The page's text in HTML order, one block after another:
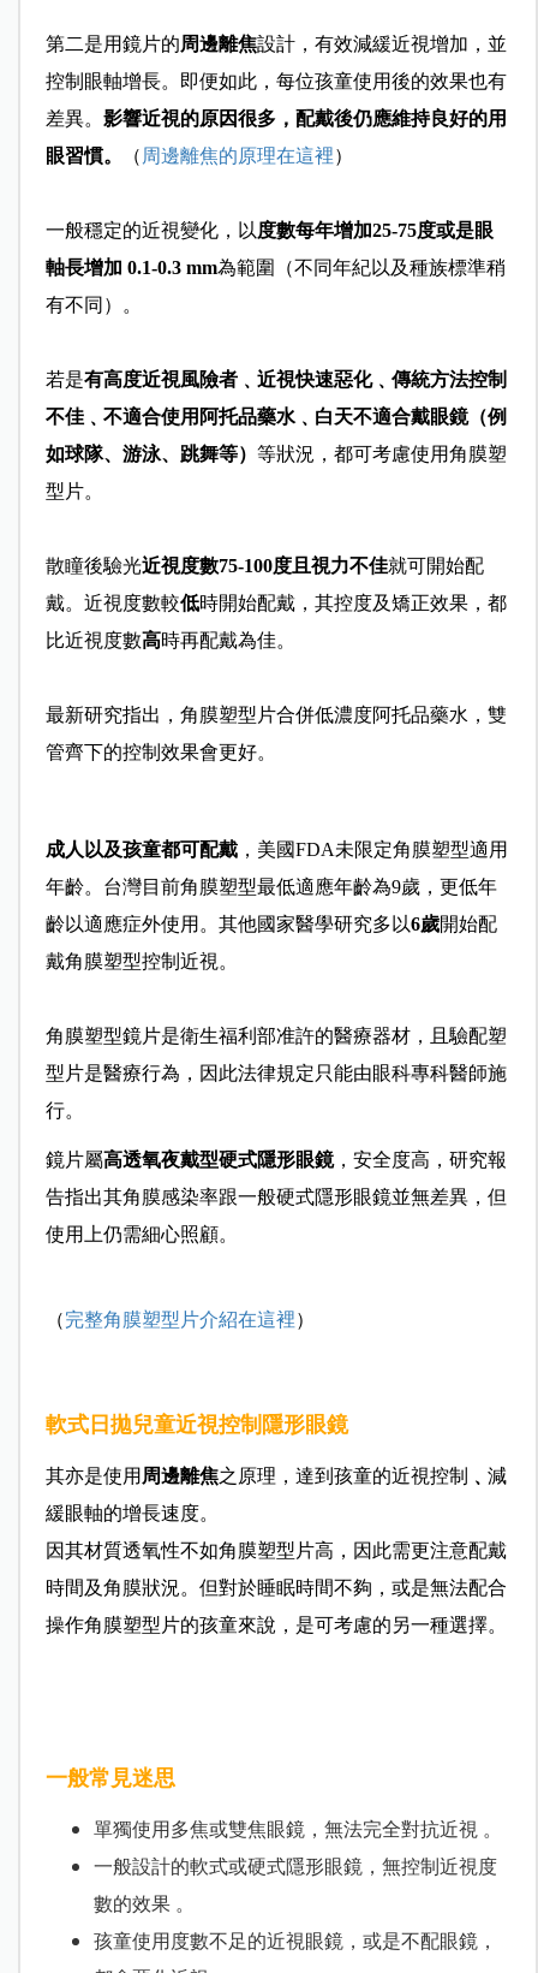
第二是用鏡片的周邊離焦設計，有效減緩近視增加，並
控制眼軸增長。即便如此，每位孩童使用後的效果也有
差異。 影響近視的原因很多，配戴後仍應維持良好的用
眼習慣。
（ 周邊離焦的原理在這裡）
一般穩定的近視變化，以 度數每年增加25-75度或是眼
軸長增加 0.1-0.3 mm為範圍（不同年紀以及種族標準稍
有不同）。
若是有高度近視風險者﹑近視快速惡化﹑傳統方法控制
不佳﹑不適合使用阿托品藥水﹑ 白天不適合戴眼鏡（例
如球隊、游泳、跳舞等） 等狀況，都可考慮使用角膜塑
型片。
散瞳後驗光近視度數75-100度且視力不佳就可開始配
戴。近視度數較低時開始配戴，其控度及矯正效果，都
比近視度數高時再配戴為佳。
最新研究指出，角膜塑型片合併低濃度阿托品藥水，雙
管齊下的控制效果會更好。
成人以及孩童都可配戴，美國FDA未限定角膜塑型適用
年齡。台灣目前角膜塑型最低適應年齡為9歲，更低年
齡以適應症外使用。其他國家醫學研究多以6歲開始配
戴角膜塑型控制近視。
角膜塑型鏡片是衛生福利部准許的醫療器材，且驗配塑
型片是醫療行為，因此法律規定只能由眼科專科醫師施
行。
鏡片屬高透氧夜戴型硬式隱形眼鏡，安全度高，研究報
告指出其角膜感染率跟一般硬式隱形眼鏡並無差異，但
使用上仍需細心照顧。
（完整角膜塑型片介紹在這裡）
軟式日拋兒童近視控制隱形眼鏡
其亦是使用 周邊離焦之原理，達到孩童的近視控制 ﹑ 減
緩眼軸的增長速度。
因其材質透氧性不如角膜塑型片高，因此需更注意配戴
時間及角膜狀況。但對於睡眠時間不夠，或是無法配合
操作角膜塑型片的孩童來說，是可考慮的另一種選擇。
一般常見迷思
單獨使用多焦或雙焦眼鏡，無法完全對抗近視 。
一般設計的軟式或硬式隱形眼鏡，無控制近視度
數的效果 。
孩童使用度數不足的近視眼鏡，或是不配眼鏡，